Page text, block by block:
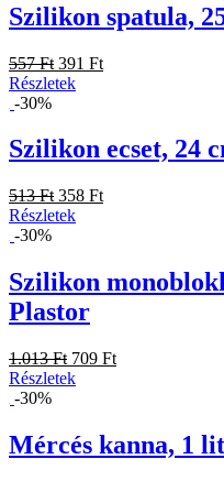
Szilikon spatula,
557 Ft 391 Ft
Részletek
-30%
Szilikon ecset, 24
513 Ft 358 Ft
Részletek
-30%
Szilikon
Plastor
1.013 Ft 709 Ft
Részletek
-30%
Mércés kanna, 1